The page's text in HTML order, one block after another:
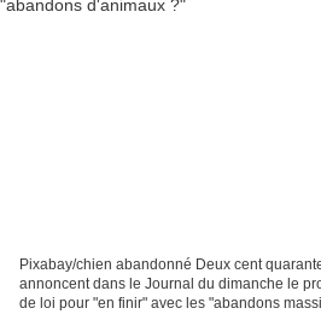
Pixabay/chien abandonné Deux cent
annoncent dans le Journal du dimanche le
de loi pour "en finir" avec les "abandons